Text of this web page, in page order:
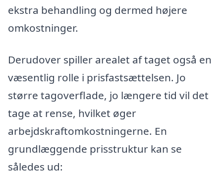
ekstra behandling og dermed højere
omkostninger.
Derudover spiller arealet af taget også en
væsentlig rolle i prisfastsættelsen. Jo
større tagoverflade, jo længere tid vil det
tage at rense, hvilket øger
arbejdskraftomkostningerne. En
grundlæggende prisstruktur kan se
således ud: